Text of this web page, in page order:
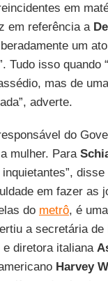
em
em referência a
um
Tudo isso quando
mas de
adverte.
do
mulher. Para
em fazer as
do metrô, é
a secretária
diretora italiana
Harvey